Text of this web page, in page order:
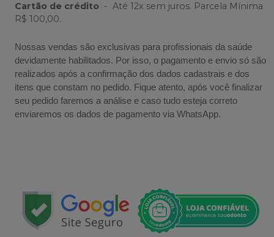
Cartão de crédito - Até 12x sem juros. Parcela Mínima
R$ 100,00.
Nossas vendas são exclusivas para profissionais da saúde
devidamente habilitados. Por isso, o pagamento e envio só são
realizados após a confirmação dos dados cadastrais e dos
itens que constam no pedido. Fique atento, após você finalizar
seu pedido faremos a análise e caso tudo esteja correto
enviaremos os dados de pagamento via WhatsApp.